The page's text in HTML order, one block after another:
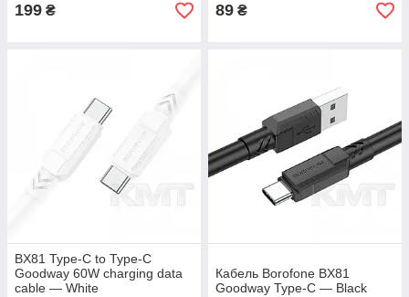
199 ₴ 89 ₴
BX81 Type-C to Type-C
Goodway 60W charging data
cable — White
Кабель Borofone BX81
Goodway Type-C — Black